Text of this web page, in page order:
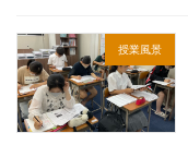
授業風景